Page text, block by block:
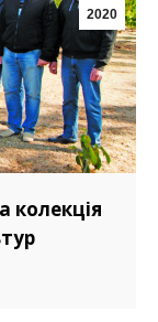
2020
колекція